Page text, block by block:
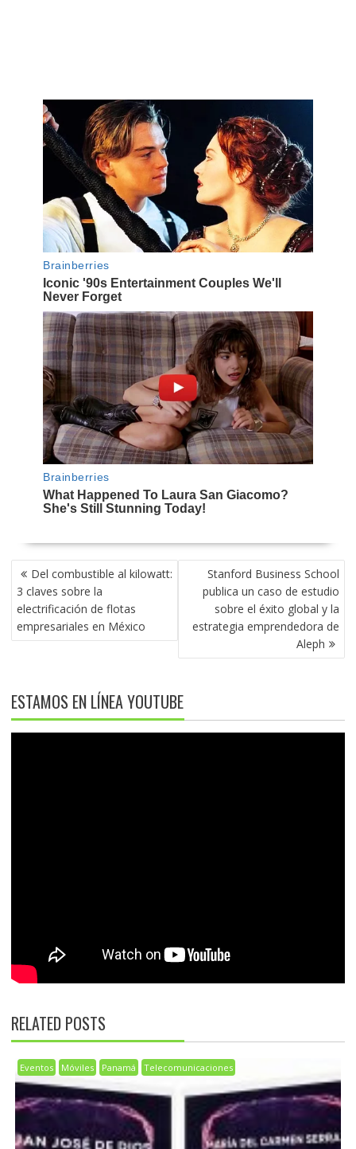
NAVEGACIÓN
DE
ENTRADAS
Del combustible al kilowatt:
3 claves sobre la
electrificación de flotas
empresariales en México
Stanford Business School
publica un caso de estudio
sobre el éxito global y la
estrategia emprendedora de
Aleph
ESTAMOS EN LÍNEA YOUTUBE
RELATED POSTS
Eventos Móviles Panamá Telecomunicaciones